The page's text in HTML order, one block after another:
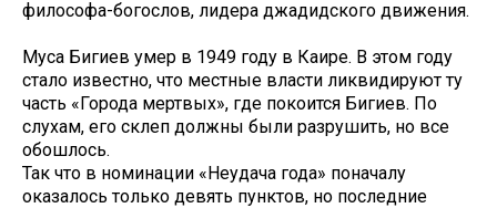
философа-богослов, лидера джадидского движения.
Муса Бигиев умер в 1949 году в Каире. В этом году
стало известно, что местные власти ликвидируют ту
часть «Города мертвых», где покоится Бигиев. По
слухам, его склеп должны были разрушить, но все
обошлось.
Так что в номинации «Неудача года» поначалу
оказалось только девять пунктов, но последние